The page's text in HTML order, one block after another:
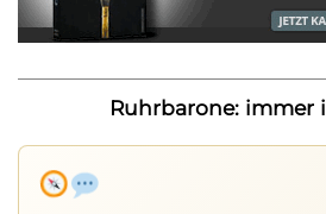
Ruhrbarone: immer